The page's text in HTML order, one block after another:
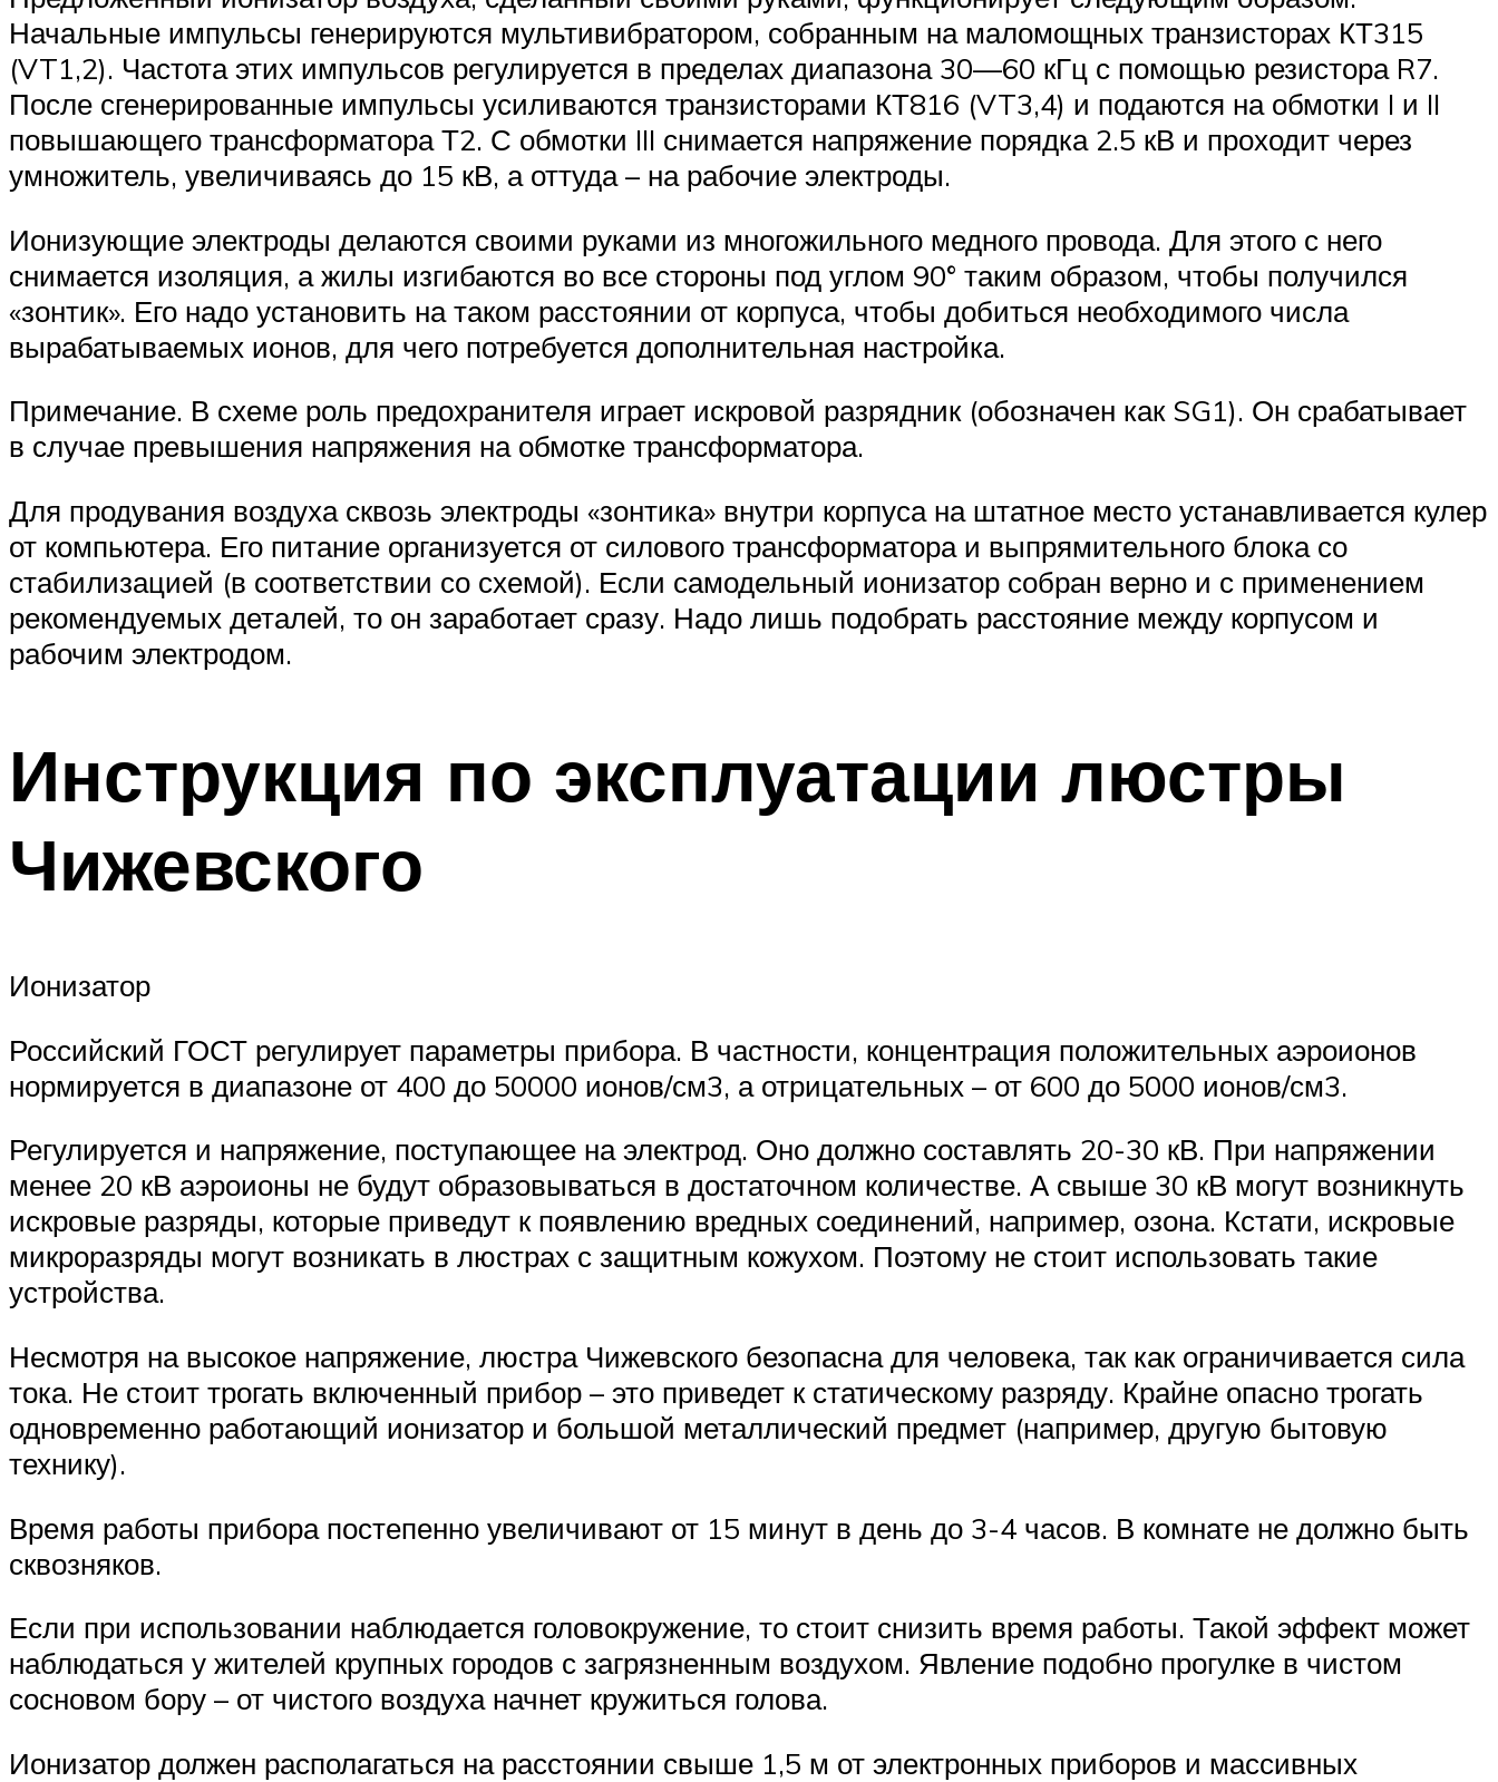
Начальные импульсы генерируются мультивибратором, собранным на маломощных транзисторах КТ315
(VT1,2). Частота этих импульсов регулируется в пределах диапазона 30—60 кГц с помощью резистора R7.
После сгенерированные импульсы усиливаются транзисторами КТ816 (VT3,4) и подаются на обмотки I и II
повышающего трансформатора Т2. С обмотки III снимается напряжение порядка 2.5 кВ и проходит через
умножитель, увеличиваясь до 15 кВ, а оттуда – на рабочие электроды.
Ионизующие электроды делаются своими руками из многожильного медного провода. Для этого с него
снимается изоляция, а жилы изгибаются во все стороны под углом 90° таким образом, чтобы получился
«зонтик». Его надо установить на таком расстоянии от корпуса, чтобы добиться необходимого числа
вырабатываемых ионов, для чего потребуется дополнительная настройка.
Примечание. В схеме роль предохранителя играет искровой разрядник (обозначен как SG1). Он срабатывает
в случае превышения напряжения на обмотке трансформатора.
Для продувания воздуха сквозь электроды «зонтика» внутри корпуса на штатное место устанавливается кулер
от компьютера. Его питание организуется от силового трансформатора и выпрямительного блока со
стабилизацией (в соответствии со схемой). Если самодельный ионизатор собран верно и с применением
рекомендуемых деталей, то он заработает сразу. Надо лишь подобрать расстояние между корпусом и
рабочим электродом.
Инструкция по эксплуатации люстры
Чижевского
Ионизатор
Российский ГОСТ регулирует параметры прибора. В частности, концентрация положительных аэроионов
нормируется в диапазоне от 400 до 50000 ионов/см3, а отрицательных – от 600 до 5000 ионов/см3.
Регулируется и напряжение, поступающее на электрод. Оно должно составлять 20-30 кВ. При напряжении
менее 20 кВ аэроионы не будут образовываться в достаточном количестве. А свыше 30 кВ могут возникнуть
искровые разряды, которые приведут к появлению вредных соединений, например, озона. Кстати, искровые
микроразряды могут возникать в люстрах с защитным кожухом. Поэтому не стоит использовать такие
устройства.
Несмотря на высокое напряжение, люстра Чижевского безопасна для человека, так как ограничивается сила
тока. Не стоит трогать включенный прибор – это приведет к статическому разряду. Крайне опасно трогать
одновременно работающий ионизатор и большой металлический предмет (например, другую бытовую
технику).
Время работы прибора постепенно увеличивают от 15 минут в день до 3-4 часов. В комнате не должно быть
сквозняков.
Если при использовании наблюдается головокружение, то стоит снизить время работы. Такой эффект может
наблюдаться у жителей крупных городов с загрязненным воздухом. Явление подобно прогулке в чистом
сосновом бору – от чистого воздуха начнет кружиться голова.
Ионизатор должен располагаться на расстоянии свыше 1,5 м от электронных приборов и массивных